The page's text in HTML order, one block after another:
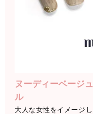
ヌーディーベージ
ル
大人な女性をイメージ